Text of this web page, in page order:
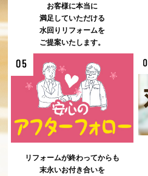
お客様に本当に
満足していただける
水回りリフォームを
ご提案いたします。
リフォームが終わってからも
末永いお付き合いを